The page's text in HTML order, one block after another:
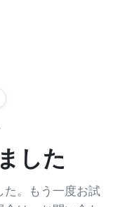
した
た。もう一度お試